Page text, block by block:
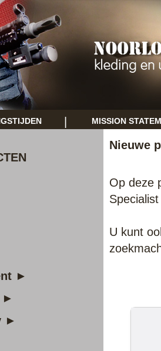
MISSION
►
►
►
Nieuwe
Op deze
U kunt